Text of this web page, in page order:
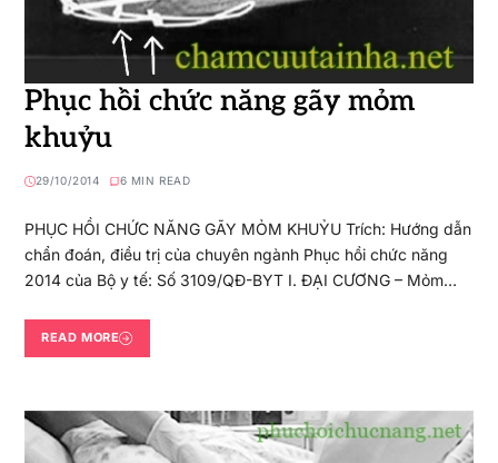
Phục hồi chức năng gãy mỏm
khuỷu
29/10/2014 6 MIN READ
PHỤC HỒI CHỨC NĂNG GÃY MỎM KHUỶU Trích: Hướng dẫn
chẩn đoán, điều trị của chuyên ngành Phục hồi chức năng
2014 của Bộ y tế: Số 3109/QĐ-BYT I. ĐẠI CƯƠNG – Mỏm…
READ MORE